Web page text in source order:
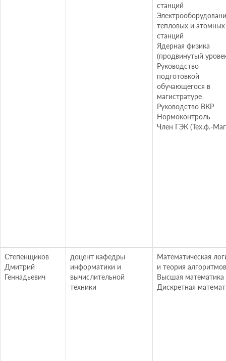
станций
тепловых и атомных
станций
Ядерная физика
(продвинутый
Руководство
подготовкой
обучающегося в
магистратуре
Руководство ВКР
Нормоконтроль
Член ГЭК (Тех.ф.-
Степенщиков
Дмитрий
Геннадьевич
доцент кафедры
информатики и
вычислительной
техники
Математическая
и теория алгоритмов
Высшая математика
Дискретная